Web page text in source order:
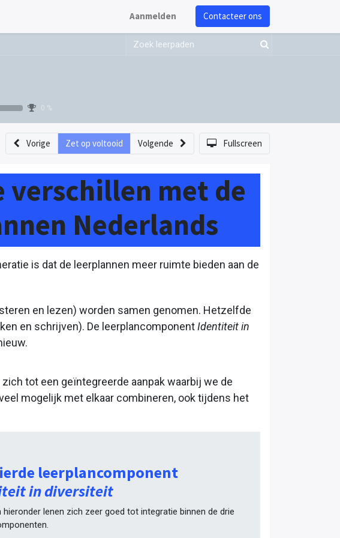
Aanmelden Contacteer ons
0 %
Vorige Zet op voltooid Volgende Fullscreen
verschillen met de
Nederlands
is dat de leerplannen meer ruimte bieden aan de
en lezen) worden samen genomen. Hetzelfde
en schrijven). De leerplancomponentIdentiteit in
tot een geïntegreerde aanpak waarbij we de
mogelijk met elkaar combineren, ook tijdens het
leerplancomponent
in diversiteit
hieronder lenen zich zeer goed tot integratie binnen de drie